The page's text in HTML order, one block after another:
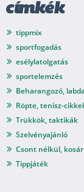
címkék
tippmix
sportfogadás
esélylatolgatás
sportelemzés
Beharangozó,
Röpte, tenisz-
Trükkök, taktikák
Szelvényajánló
Csont nélkül,
Tippjáték